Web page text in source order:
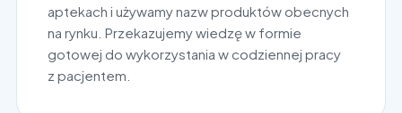
aptekach i używamy nazw produktów obecnych
na rynku. Przekazujemy wiedzę w formie
gotowej do wykorzystania w codziennej pracy
z pacjentem.